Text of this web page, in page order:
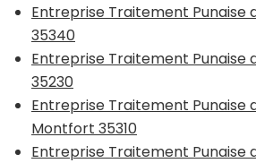
Entreprise Traitement Punaise
35340
Entreprise Traitement Punaise
35230
Entreprise Traitement Punaise
Montfort 35310
Entreprise Traitement Punaise